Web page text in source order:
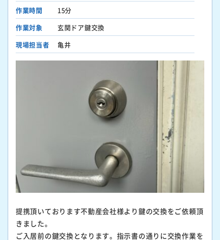
作業時間
15分
作業対象
玄関ドア鍵交換
現場担当者
亀井
提携頂いております不動産会社様より鍵の交換をご依頼頂
きました。
ご入居前の鍵交換となります。指示書の通りに交換作業を